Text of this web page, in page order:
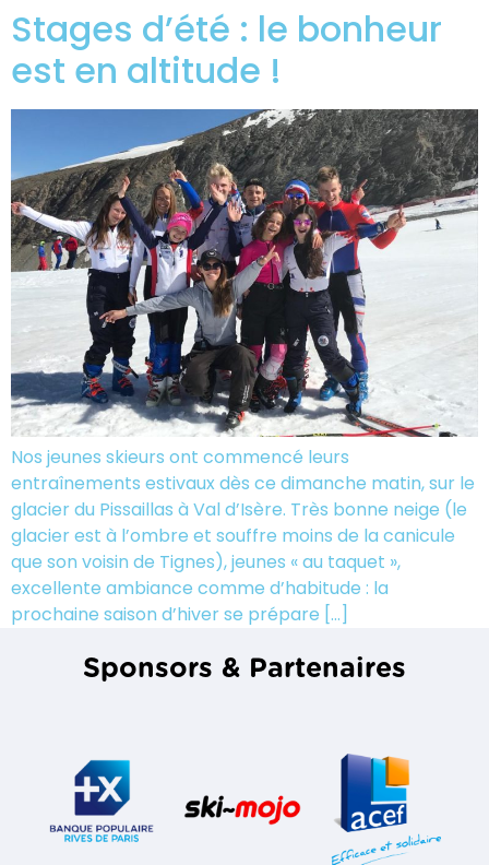
Stages d’été : le bonheur
est en altitude !
Nos jeunes skieurs ont commencé leurs
entraînements estivaux dès ce dimanche matin, sur le
glacier du Pissaillas à Val d’Isère. Très bonne neige (le
glacier est à l’ombre et souffre moins de la canicule
que son voisin de Tignes), jeunes « au taquet »,
excellente ambiance comme d’habitude : la
prochaine saison d’hiver se prépare […]
Sponsors & Partenaires